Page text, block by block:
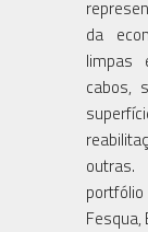
da
limpas
cabos,
Fesqua,